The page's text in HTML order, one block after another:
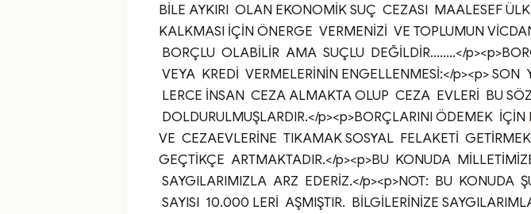
BİLE AYKIRI  OLAN EKONOMİK SUÇ  CEZASI  MAALESEF
KALKMASI İÇİN ÖNERGE  VERMENİZİ  VE TOPLUMUN
BORÇLU  OLABİLİR  AMA  SUÇLU  DEĞİLDİR........</
VEYA  KREDİ  VERMELERİNİN ENGELLENMESİ:</p><p>
LERCE İNSAN  CEZA ALMAKTA OLUP  CEZA  EVLERİ  BU
DOLDURULMUŞLARDIR.</p><p>BORÇLARINI ÖDEMEK  İÇİN
VE  CEZAEVLERİNE  TIKAMAK SOSYAL  FELAKETİ
GEÇTİKÇE  ARTMAKTADIR.</p><p>BU  KONUDA
SAYGILARIMIZLA  ARZ  EDERİZ.</p><p>NOT:  BU  KONUDA
SAYISI  10.000 LERİ  AŞMIŞTIR.  BİLGİLERİNİZE